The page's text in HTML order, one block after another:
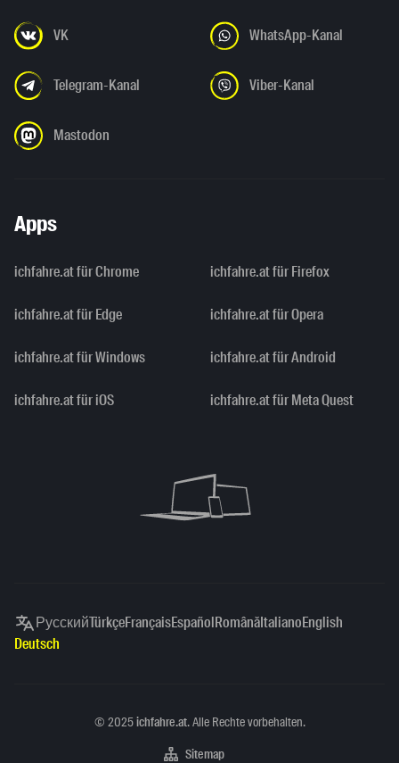
VK WhatsApp-Kanal
Telegram-Kanal Viber-Kanal
Mastodon
Apps
ichfahre.at für Chrome ichfahre.at für Firefox
ichfahre.at für Edge ichfahre.at für Opera
ichfahre.at für Windows ichfahre.at für Android
ichfahre.at für iOS ichfahre.at für Meta Quest
РусскийTürkçeFrançaisEspañolRomânăItalianoEnglish
Deutsch
Copyright
© 2025ichfahre.at. Alle Rechte vorbehalten.
Sitemap